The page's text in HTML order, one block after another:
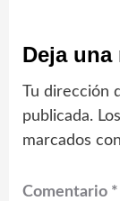
Deja una
Tu dirección
publicada.
marcados con
Comentario *